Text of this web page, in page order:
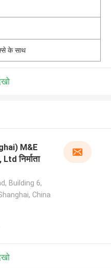
के साथ
M&E
निर्माता
Building 6,
China